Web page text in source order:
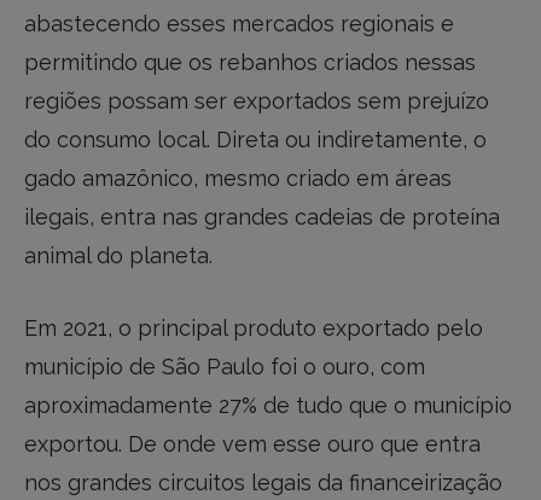
abastecendo esses mercados regionais e
permitindo que os rebanhos criados nessas
regiões possam ser exportados sem prejuízo
do consumo local. Direta ou indiretamente, o
gado amazônico, mesmo criado em áreas
ilegais, entra nas grandes cadeias de proteína
animal do planeta.
Em 2021, o principal produto exportado pelo
município de São Paulo foi o ouro, com
aproximadamente 27% de tudo que o município
exportou. De onde vem esse ouro que entra
nos grandes circuitos legais da financeirização